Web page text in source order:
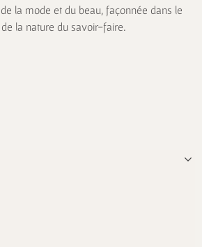
la mode et du beau, façonnée dans le
la nature du savoir-faire.